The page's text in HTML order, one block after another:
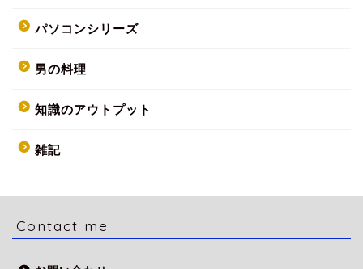
パソコンシリーズ
男の料理
知識のアウトプット
雑記
Contact me
HOME